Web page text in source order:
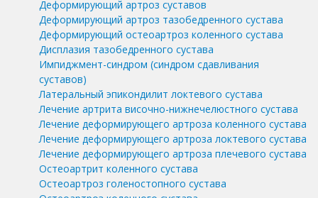
Деформирующий артроз суставов
Деформирующий артроз тазобедренного сустава
Деформирующий остеоартроз коленного сустава
Дисплазия тазобедренного сустава
Импиджмент-синдром (синдром сдавливания
суставов)
Латеральный эпикондилит локтевого сустава
Лечение артрита височно-нижнечелюстного сустава
Лечение деформирующего артроза коленного сустава
Лечение деформирующего артроза локтевого сустава
Лечение деформирующего артроза плечевого сустава
Остеоартрит коленного сустава
Остеоартроз голеностопного сустава